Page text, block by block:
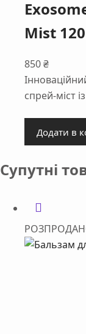
Mist
850₴
спрей-міст
Додати в
Супутні